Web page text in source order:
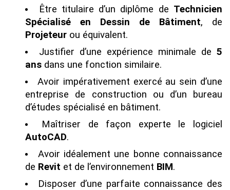
Être titulaire d’un diplôme de Technicien
Spécialisé en Dessin de Bâtiment, de
Projeteur ou équivalent.
Justifier d’une expérience minimale de 5
ans dans une fonction similaire.
Avoir impérativement exercé au sein d’une
entreprise de construction ou d’un bureau
d’études spécialisé en bâtiment.
Maîtriser de façon experte le logiciel
AutoCAD.
Avoir idéalement une bonne connaissance
de Revit et de l’environnement BIM.
Disposer d’une parfaite connaissance des